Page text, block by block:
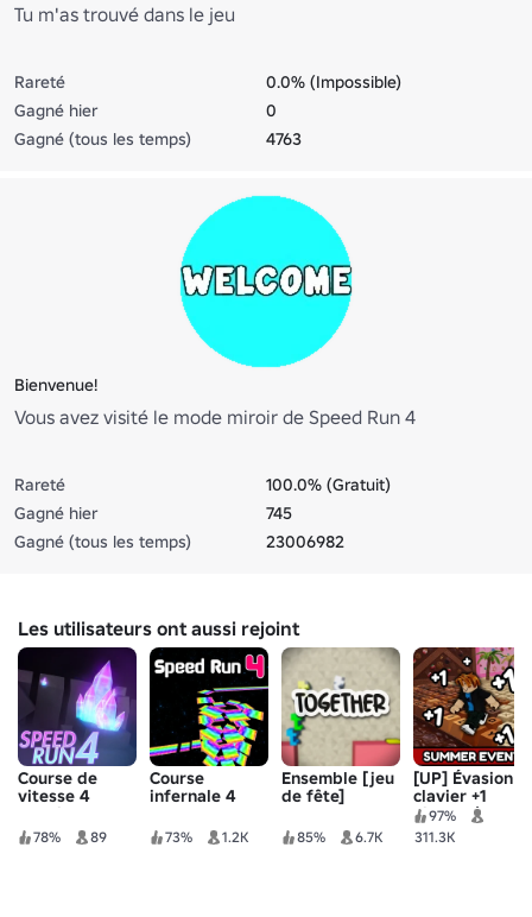
Tu m'as trouvé dans le jeu
Rareté
0.0% (Impossible)
Gagné hier
0
Gagné (tous les temps)
4763
Bienvenue!
Vous avez visité le mode miroir de Speed Run 4
Rareté
100.0% (Gratuit)
Gagné hier
745
Gagné (tous les temps)
23006982
Les utilisateurs ont aussi rejoint
Course de
vitesse 4
classique
78% 89
Course
infernale 4
73% 1.2K
Ensemble [jeu
de fête]
85% 6.7K
[UP] Évasion
clavier +1
vitesse |
Candy &
Chocolat
97%
311.3K